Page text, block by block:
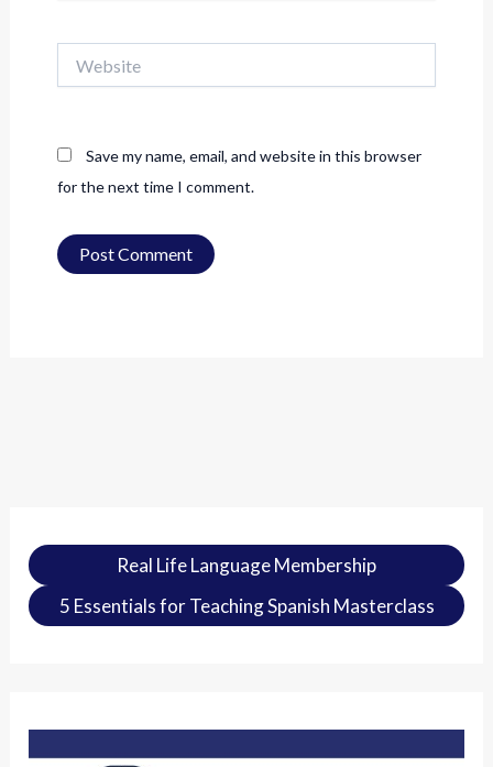
Save my name, email, and website in this browser
for the next time I comment.
Real Life Language Membership
5 Essentials for Teaching Spanish Masterclass